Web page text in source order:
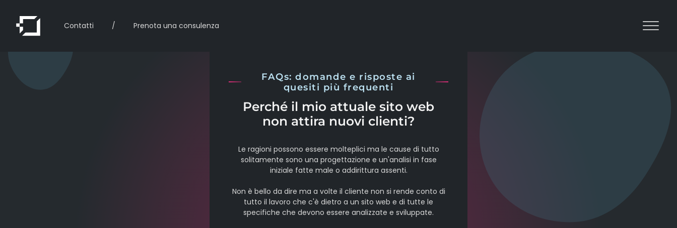
Contatti / Prenota una consulenza
FAQs: domande e risposte ai
quesiti più frequenti
Perché il mio attuale sito web
non attira nuovi clienti?
Le ragioni possono essere molteplici ma le cause di tutto
solitamente sono una progettazione e un'analisi in fase
iniziale fatte male o addirittura assenti.
Non è bello da dire ma a volte il cliente non si rende conto di
tutto il lavoro che c'è dietro a un sito web e di tutte le
specifiche che devono essere analizzate e sviluppate.